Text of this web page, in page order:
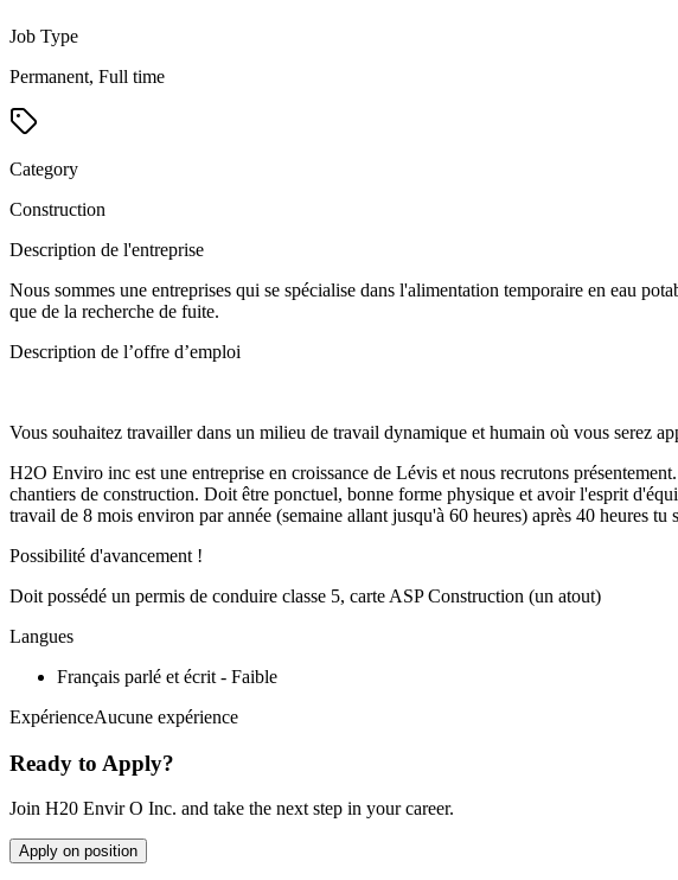
Job Type
Permanent, Full time
Category
Construction
Description de l'entreprise
Nous sommes une entreprises qui se spécialise dans l'alimentation temporaire en eau
que de la recherche de fuite.
Description de l’offre d’emploi
Vous souhaitez travailler dans un milieu de travail dynamique et humain où vous serez
H2O Enviro inc est une entreprise en croissance de Lévis et nous recrutons
chantiers de construction. Doit être ponctuel, bonne forme physique et avoir l'esprit
travail de 8 mois environ par année (semaine allant jusqu'à 60 heures) après 40 heures
Possibilité d'avancement !
Doit possédé un permis de conduire classe 5, carte ASP Construction (un atout)
Langues
Français parlé et écrit - Faible
ExpérienceAucune expérience
Ready to Apply?
Join H20 Envir O Inc. and take the next step in your career.
Apply on position